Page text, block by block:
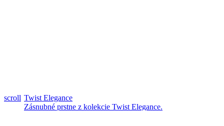
Twist Elegance
Zásnubné prstne z kolekcie Twist Elegance.
scroll